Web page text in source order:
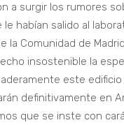
a surgir los rumores
habían salido al
la Comunidad de
insostenible la
este edificio
definitivamente en
que se inste con